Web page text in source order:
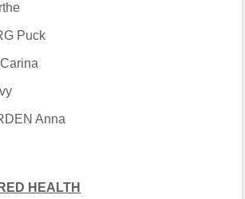
Puck
Anna
HEALTH